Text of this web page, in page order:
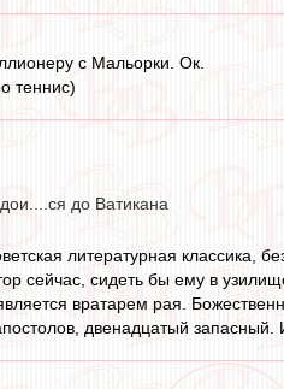
с Мальорки. Ок.
теннис)
до Ватикана
литературная
сейчас, сидеть бы ему в
вратарем рая.
двенадцатый запасный.